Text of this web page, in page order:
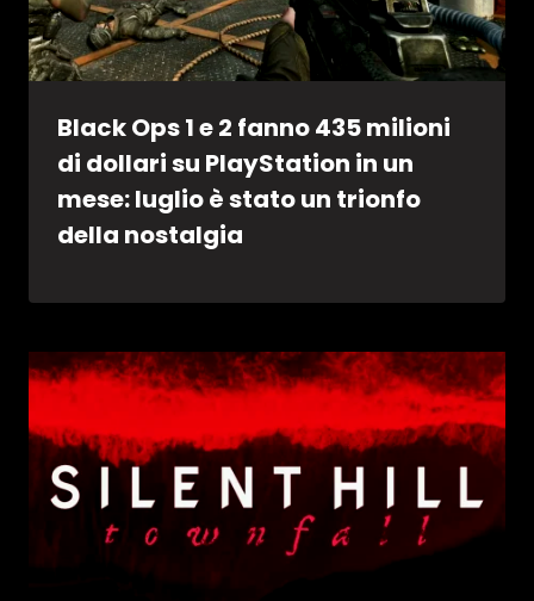
Black Ops 1 e 2 fanno 435 milioni
di dollari su PlayStation in un
mese: luglio è stato un trionfo
della nostalgia